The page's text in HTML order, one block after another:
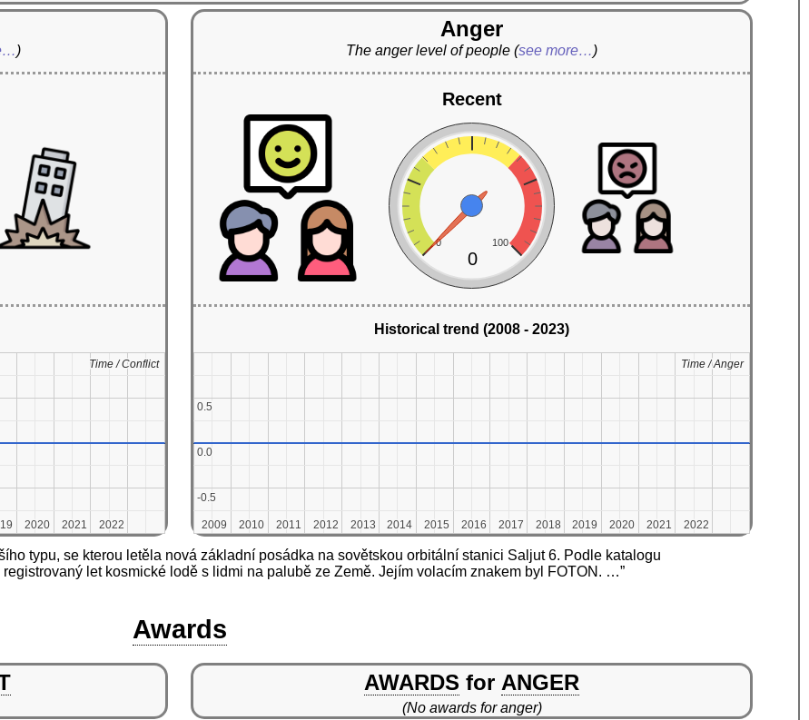
)
2020
2020 2021
2021 2022
2022
Time / Conflict
Time / Conflict
Anger
The anger level of people(see more…)
Recent
0 100
0
Historical trend (2008 - 2023)
2009
2009 2010
2010 2011
2011 2012
2012 2013
2013 2014
2014 2015
2015 2016
2016 2017
2017 2018
2018 2019
2019 2020
2020 2021
2021 2022
2022
-0.5
-0.5
0.0
0.0
0.5
0.5
Time / Anger
Time / Anger
typu, se kterou letěla nová základní posádka na sovětskou orbitální stanici Saljut 6. Podle katalogu
let kosmické lodě s lidmi na palubě ze Země. Jejím volacím znakem byl FOTON. …”
Awards
AWARDS for ANGER
(No awards for anger)